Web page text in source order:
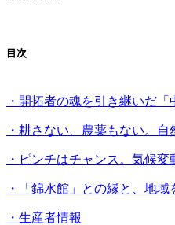
目次
・開拓者の魂を引き継いだ
・耕さない、農薬もない。
・ピンチはチャンス。気候
・「錦水館」との縁と、地域
・生産者情報